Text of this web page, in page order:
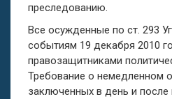
преследованию.
Все осужденные по ст. 293
событиям 19 декабря 2010
правозащитниками
Требование о немедленном
заключенных в день и